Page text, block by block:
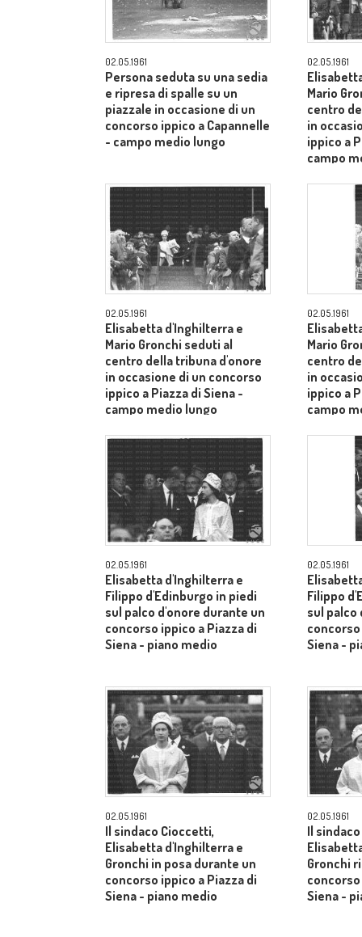
02.05.1961
Persona seduta su una sedia
e ripresa di spalle su un
piazzale in occasione di un
concorso ippico a Capannelle
- campo medio lungo
02.05.1961
Mario
centro
in
ippico a
campo
02.05.1961
Elisabetta d'Inghilterra e
Mario Gronchi seduti al
centro della tribuna d'onore
in occasione di un concorso
ippico a Piazza di Siena -
campo medio lungo
02.05.1961
Mario
centro
in
ippico a
campo
02.05.1961
Elisabetta d'Inghilterra e
Filippo d'Edinburgo in piedi
sul palco d'onore durante un
concorso ippico a Piazza di
Siena - piano medio
02.05.1961
Filippo
sul palco
Siena -
02.05.1961
Il sindaco Cioccetti,
Elisabetta d'Inghilterra e
Gronchi in posa durante un
concorso ippico a Piazza di
Siena - piano medio
02.05.1961
Il
Gronchi
Siena -